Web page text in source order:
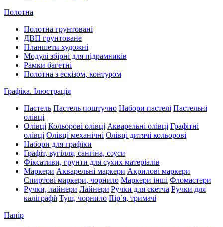
Полотна
Полотна грунтовані
ДВП грунтоване
Планшети художні
Модулі збірні для підрамників
Рамки багетні
Полотна з ескізом, контуром
Графіка. Ілюстрація
Пастель Пастель поштучно Набори пастелі Пастельні
олівці
Олівці Кольорові олівці Акварельні олівці Графітні
олівці Олівці механічні Олівці дитячі кольорові
Набори для графіки
Графіт, вугілля, сангіна, соуси
Фіксативи, грунти для сухих матеріалів
Маркери Акварельні маркери Акрилові маркери
Спиртові маркери, чорнило Маркери інші Фломастери
Ручки, лайнери Лайнери Ручки для скетча Ручки для
каліграфії Туш, чорнило Пір`я, тримачі
Папір